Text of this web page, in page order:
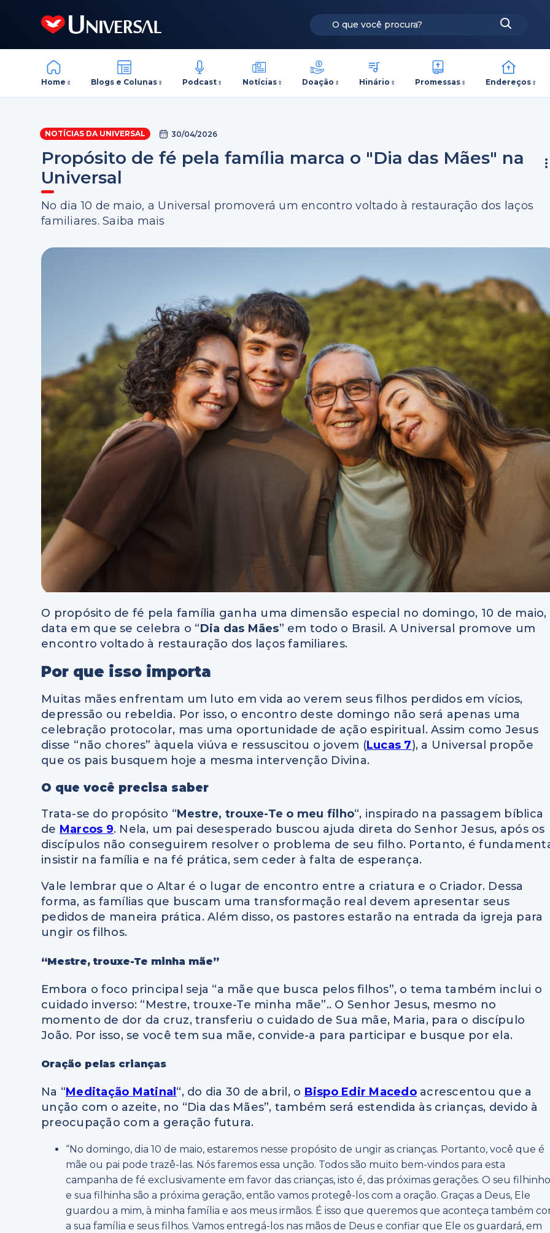
Home Blogs e Colunas Podcast Notícias Doação Hinário Promessas Endereços
NOTÍCIAS DA UNIVERSAL 30/04/2026
Propósito de fé pela família marca o "Dia das Mães" na
Universal
No dia 10 de maio, a Universal promoverá um encontro voltado à restauração dos laços
familiares. Saiba mais
O propósito de fé pela família ganha uma dimensão especial no domingo, 10 de maio,
data em que se celebra o “Dia das Mães” em todo o Brasil. A Universal promove um
encontro voltado à restauração dos laços familiares.
Por que isso importa
Muitas mães enfrentam um luto em vida ao verem seus filhos perdidos em vícios,
depressão ou rebeldia. Por isso, o encontro deste domingo não será apenas uma
celebração protocolar, mas uma oportunidade de ação espiritual. Assim como Jesus
disse “não chores” àquela viúva e ressuscitou o jovem (Lucas 7), a Universal propõe
que os pais busquem hoje a mesma intervenção Divina.
O que você precisa saber
Trata-se do propósito “Mestre, trouxe-Te o meu filho“, inspirado na passagem bíblica
de Marcos 9. Nela, um pai desesperado buscou ajuda direta do Senhor Jesus, após os
discípulos não conseguirem resolver o problema de seu filho. Portanto, é
insistir na família e na fé prática, sem ceder à falta de esperança.
Vale lembrar que o Altar é o lugar de encontro entre a criatura e o Criador. Dessa
forma, as famílias que buscam uma transformação real devem apresentar seus
pedidos de maneira prática. Além disso, os pastores estarão na entrada da igreja para
ungir os filhos.
“Mestre, trouxe-Te minha mãe”
Embora o foco principal seja “a mãe que busca pelos filhos”, o tema também inclui o
cuidado inverso: “Mestre, trouxe-Te minha mãe”.. O Senhor Jesus, mesmo no
momento de dor da cruz, transferiu o cuidado de Sua mãe, Maria, para o discípulo
João. Por isso, se você tem sua mãe, convide-a para participar e busque por ela.
Oração pelas crianças
Na “Meditação Matinal“, do dia 30 de abril, o Bispo Edir Macedoacrescentou que a
unção com o azeite, no “Dia das Mães”, também será estendida às crianças, devido à
preocupação com a geração futura.
“No domingo, dia 10 de maio, estaremos nesse propósito de ungir as crianças. Portanto, você que é
mãe ou pai pode trazê-las. Nós faremos essa unção. Todos são muito bem-vindos para esta
campanha de fé exclusivamente em favor das crianças, isto é, das próximas gerações. O seu
e sua filhinha são a próxima geração, então vamos protegê-los com a oração. Graças a Deus, Ele
guardou a mim, à minha família e aos meus irmãos. É isso que queremos que aconteça também
a sua família e seus filhos. Vamos entregá-los nas mãos de Deus e confiar que Ele os guardará, em